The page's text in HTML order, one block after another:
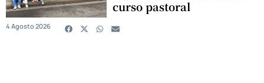
curso pastoral
4 Agosto 2026